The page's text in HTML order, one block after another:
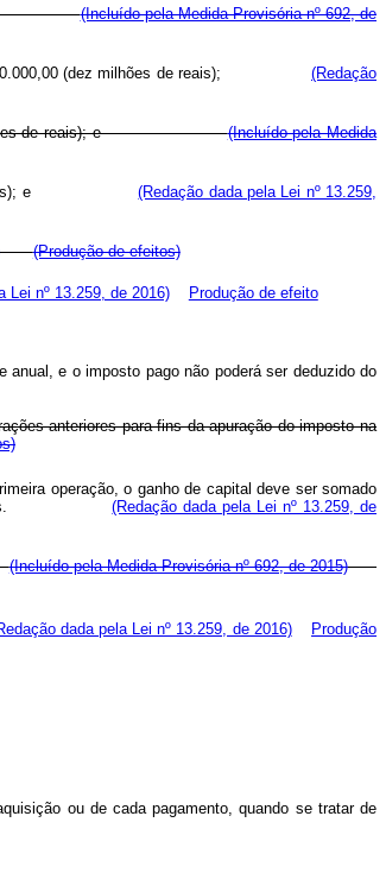
de reais);(Incluído pela Medida Provisória nº 692, de
10.000.000,00 (dez milhões de reais); (Redação
(vinte milhões de reais); e(Incluído pela Medida
e
(Redação dada pela Lei nº 13.259,
(Produção de efeitos)
Lei nº 13.259, de 2016) Produção de efeito
e o imposto pago não poderá ser deduzido do
anteriores para fins da apuração do imposto na
operação, o ganho de capital deve ser somado
(Redação dada pela Lei nº 13.259, de
(Incluído pela Medida Provisória nº 692, de 2015)
dada pela Lei nº 13.259, de 2016)
Produção
ou de cada pagamento, quando se tratar de